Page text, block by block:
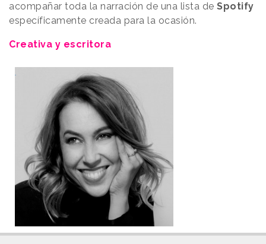
acompañar toda la narración de una lista de Spotify
específicamente creada para la ocasión.
Creativa y escritora